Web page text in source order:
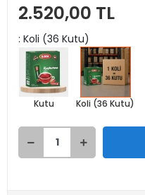
2.520,00 TL
: Koli (36 Kutu)
Kutu Koli (36 Kutu)